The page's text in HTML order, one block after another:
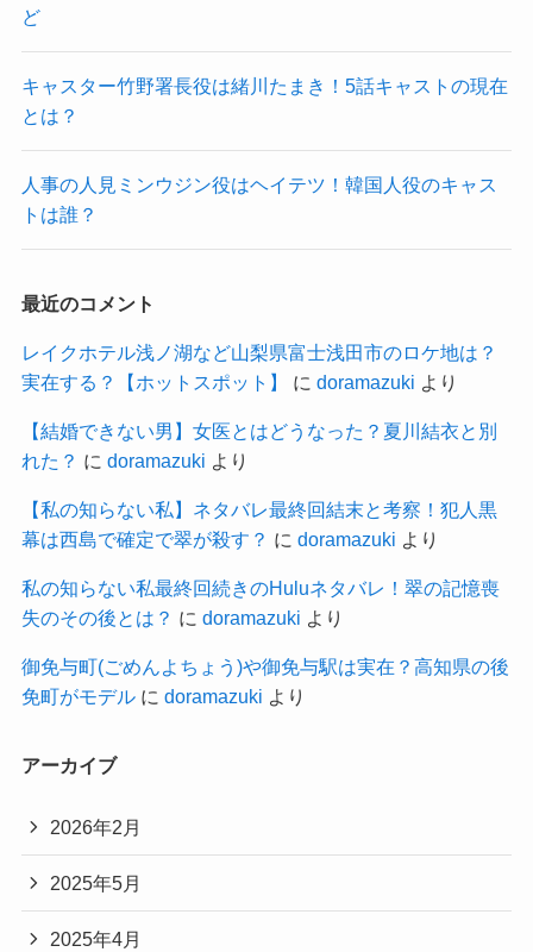
ど
キャスター竹野署長役は緒川たまき！5話キャストの現在
とは？
人事の人見ミンウジン役はヘイテツ！韓国人役のキャス
トは誰？
最近のコメント
レイクホテル浅ノ湖など山梨県富士浅田市のロケ地は？
実在する？【ホットスポット】
に doramazuki より
【結婚できない男】女医とはどうなった？夏川結衣と別
れた？ に doramazuki より
【私の知らない私】ネタバレ最終回結末と考察！犯人黒
幕は西島で確定で翠が殺す？ に doramazuki より
私の知らない私最終回続きのHuluネタバレ！翠の記憶喪
失のその後とは？ に doramazuki より
御免与町(ごめんよちょう)や御免与駅は実在？高知県の後
免町がモデルに doramazuki より
アーカイブ
2026年2月
2025年5月
2025年4月